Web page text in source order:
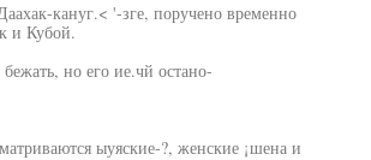
кануг.< '-зге, поручено временно
и Кубой.
но его ие.чй остано-
ыуяские-?, женские ¡шена и